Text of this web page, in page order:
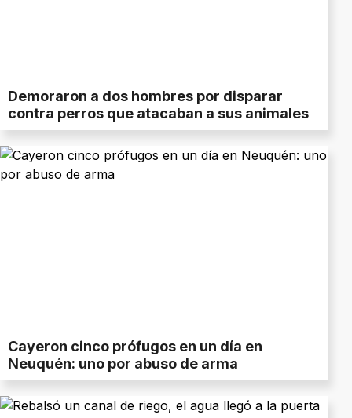
Demoraron a dos hombres por disparar
contra perros que atacaban a sus animales
Cayeron cinco prófugos en un día en
Neuquén: uno por abuso de arma